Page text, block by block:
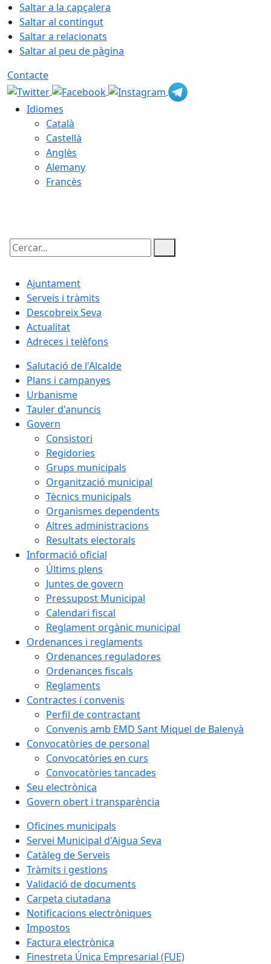
Saltar a la capçalera
Saltar al contingut
Saltar a relacionats
Saltar al peu de pàgina
Contacte
Idiomes
Català
Castellà
Anglès
Alemany
Francès
Cercar:
Ajuntament
Serveis i tràmits
Descobreix Seva
Actualitat
Adreces i telèfons
Salutació de l'Alcalde
Plans i campanyes
Urbanisme
Tauler d'anuncis
Govern
Consistori
Regidories
Grups municipals
Organització municipal
Tècnics municipals
Organismes dependents
Altres administracions
Resultats electorals
Informació oficial
Últims plens
Juntes de govern
Pressupost Municipal
Calendari fiscal
Reglament orgànic municipal
Ordenances i reglaments
Ordenances reguladores
Ordenances fiscals
Reglaments
Contractes i convenis
Perfil de contractant
Convenis amb EMD Sant Miquel de Balenyà
Convocatòries de personal
Convocatòries en curs
Convocatòries tancades
Seu electrònica
Govern obert i transparència
Oficines municipals
Servei Municipal d'Aigua Seva
Catàleg de Serveis
Tràmits i gestions
Validació de documents
Carpeta ciutadana
Notificacions electròniques
Impostos
Factura electrònica
Finestreta Única Empresarial (FUE)